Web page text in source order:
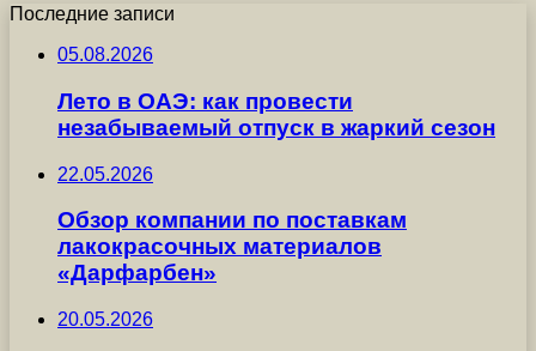
Последние записи
05.08.2026
Лето в ОАЭ: как провести
незабываемый отпуск в жаркий сезон
22.05.2026
Обзор компании по поставкам
лакокрасочных материалов
«Дарфарбен»
20.05.2026